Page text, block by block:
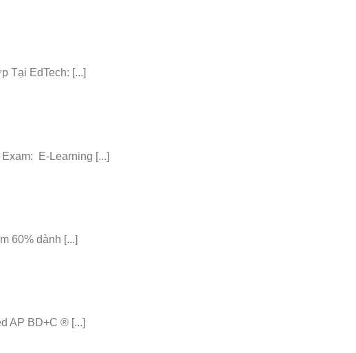
Tại EdTech: [...]
E-Learning [...]
60% dành [...]
AP BD+C ® [...]